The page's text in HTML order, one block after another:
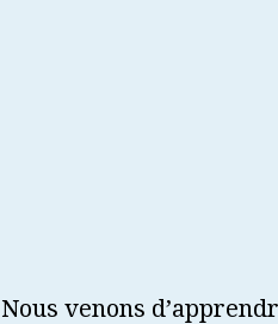
Nous venons